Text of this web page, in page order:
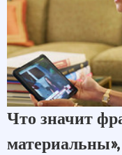
Что значит